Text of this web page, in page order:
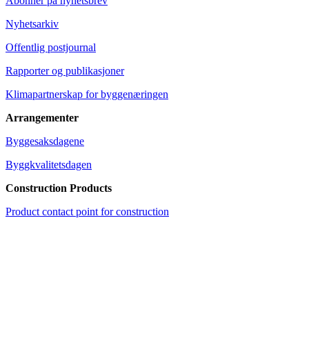
Nyhetsarkiv
Offentlig postjournal
Rapporter og publikasjoner
Klimapartnerskap for byggenæringen
Arrangementer
Byggesaksdagene
Byggkvalitetsdagen
Construction Products
Product contact point for construction